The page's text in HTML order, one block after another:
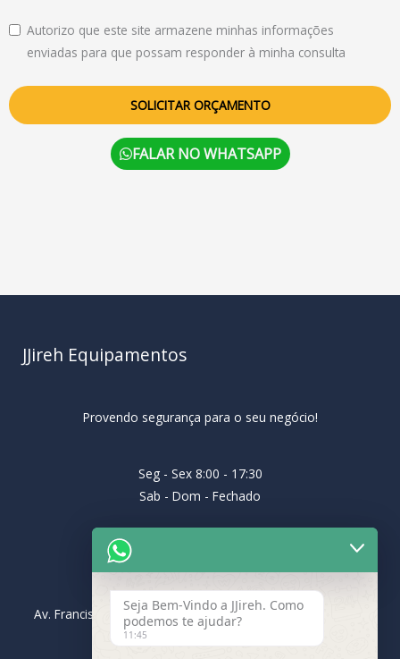
Autorizo que este site armazene minhas informações
enviadas para que possam responder à minha consulta
SOLICITAR ORÇAMENTO
FALAR NO WHATSAPP
JJireh Equipamentos
Provendo segurança para o seu negócio!
Seg - Sex 8:00 - 17:30
Sab - Dom - Fechado
Av. Francisco Barreto Leme, 131, Vila São Geraldo, 12062-
Seja Bem-Vindo a JJireh. Como
podemos te ajudar?
11:45